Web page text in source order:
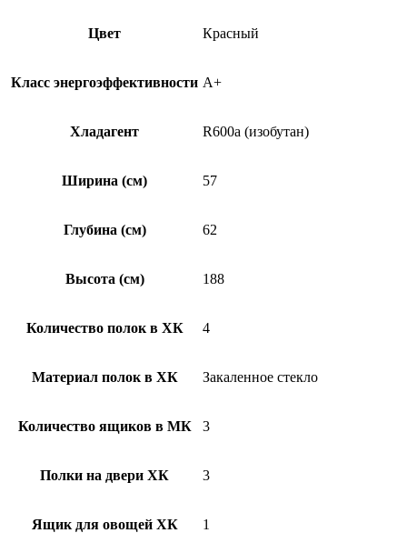
Цвет Красный
Класс энергоэффективности A+
Хладагент R600a (изобутан)
Ширина (см) 57
Глубина (см) 62
Высота (см) 188
Количество полок в ХК 4
Материал полок в ХК Закаленное стекло
Количество ящиков в МК 3
Полки на двери ХК 3
Ящик для овощей ХК 1